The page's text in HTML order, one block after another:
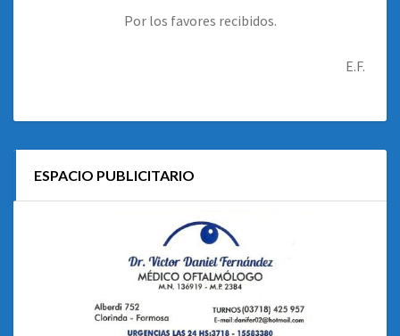
Por los favores recibidos.
E.F.
ESPACIO PUBLICITARIO